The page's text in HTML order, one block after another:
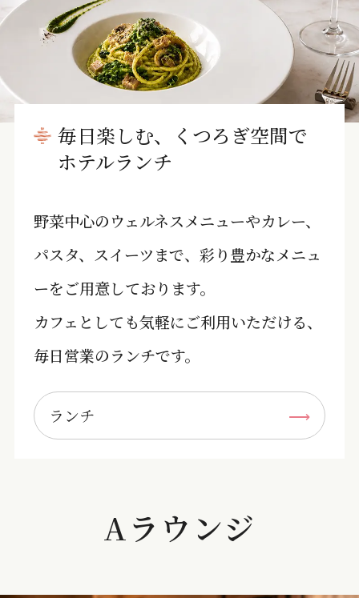
毎日楽しむ、くつろぎ空間で
ホテルランチ
野菜中心のウェルネスメニューやカレー、
パスタ、スイーツまで、彩り豊かなメニュ
ーをご用意しております。
カフェとしても気軽にご利用いただける、
毎日営業のランチです。
ランチ
Aラウンジ